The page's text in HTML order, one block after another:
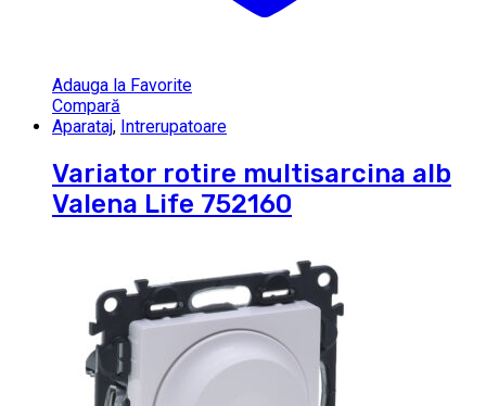
Adauga la Favorite
Compară
Aparataj, Intrerupatoare
Variator rotire multisarcina alb
Valena Life 752160